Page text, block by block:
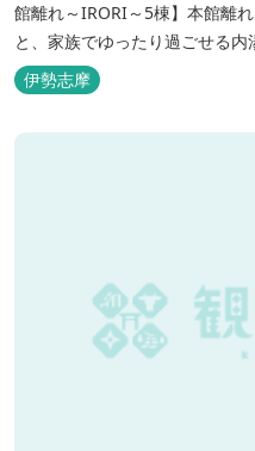
館離れ～IRORI～5棟】本館離
と、家族でゆったり過ごせる
た様々なプランがございます。
伊勢志摩